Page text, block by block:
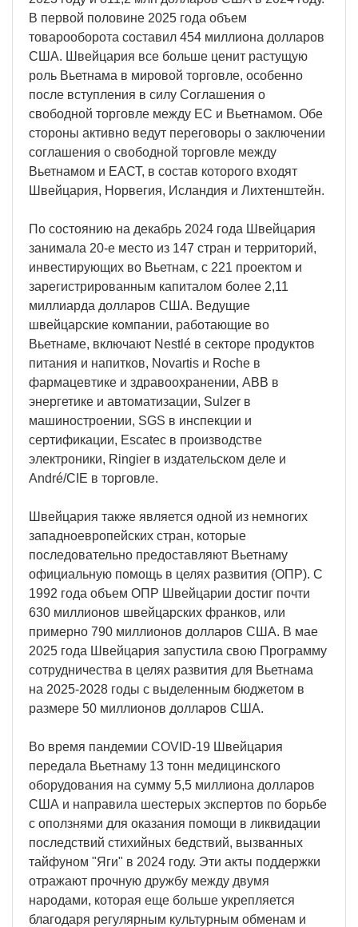
В первой половине 2025 года объем
товарооборота составил 454 миллиона долларов
США. Швейцария все больше ценит растущую
роль Вьетнама в мировой торговле, особенно
после вступления в силу Соглашения о
свободной торговле между ЕС и Вьетнамом. Обе
стороны активно ведут переговоры о заключении
соглашения о свободной торговле между
Вьетнамом и ЕАСТ, в состав которого входят
Швейцария, Норвегия, Исландия и Лихтенштейн.
По состоянию на декабрь 2024 года Швейцария
занимала 20-е место из 147 стран и территорий,
инвестирующих во Вьетнам, с 221 проектом и
зарегистрированным капиталом более 2,11
миллиарда долларов США. Ведущие
швейцарские компании, работающие во
Вьетнаме, включают Nestlé в секторе продуктов
питания и напитков, Novartis и Roche в
фармацевтике и здравоохранении, ABB в
энергетике и автоматизации, Sulzer в
машиностроении, SGS в инспекции и
сертификации, Escatec в производстве
электроники, Ringier в издательском деле и
André/CIE в торговле.
Швейцария также является одной из немногих
западноевропейских стран, которые
последовательно предоставляют Вьетнаму
официальную помощь в целях развития (ОПР). С
1992 года объем ОПР Швейцарии достиг почти
630 миллионов швейцарских франков, или
примерно 790 миллионов долларов США. В мае
2025 года Швейцария запустила свою Программу
сотрудничества в целях развития для Вьетнама
на 2025-2028 годы с выделенным бюджетом в
размере 50 миллионов долларов США.
Во время пандемии COVID-19 Швейцария
передала Вьетнаму 13 тонн медицинского
оборудования на сумму 5,5 миллиона долларов
США и направила шестерых экспертов по борьбе
с оползнями для оказания помощи в ликвидации
последствий стихийных бедствий, вызванных
тайфуном "Яги" в 2024 году. Эти акты поддержки
отражают прочную дружбу между двумя
народами, которая еще больше укрепляется
благодаря регулярным культурным обменам и